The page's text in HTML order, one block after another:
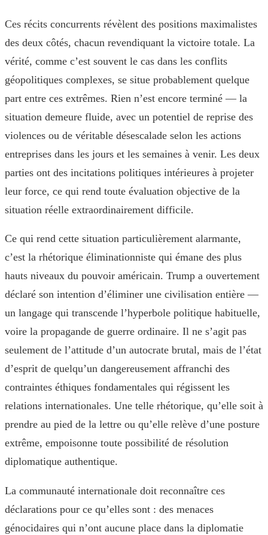
Ces récits concurrents révèlent des positions maximalistes
des deux côtés, chacun revendiquant la victoire totale. La
vérité, comme c’est souvent le cas dans les conflits
géopolitiques complexes, se situe probablement quelque
part entre ces extrêmes. Rien n’est encore terminé — la
situation demeure fluide, avec un potentiel de reprise des
violences ou de véritable désescalade selon les actions
entreprises dans les jours et les semaines à venir. Les deux
parties ont des incitations politiques intérieures à projeter
leur force, ce qui rend toute évaluation objective de la
situation réelle extraordinairement difficile.
Ce qui rend cette situation particulièrement alarmante,
c’est la rhétorique éliminationniste qui émane des plus
hauts niveaux du pouvoir américain. Trump a ouvertement
déclaré son intention d’éliminer une civilisation entière —
un langage qui transcende l’hyperbole politique habituelle,
voire la propagande de guerre ordinaire. Il ne s’agit pas
seulement de l’attitude d’un autocrate brutal, mais de l’état
d’esprit de quelqu’un dangereusement affranchi des
contraintes éthiques fondamentales qui régissent les
relations internationales. Une telle rhétorique, qu’elle soit à
prendre au pied de la lettre ou qu’elle relève d’une posture
extrême, empoisonne toute possibilité de résolution
diplomatique authentique.
La communauté internationale doit reconnaître ces
déclarations pour ce qu’elles sont : des menaces
génocidaires qui n’ont aucune place dans la diplomatie